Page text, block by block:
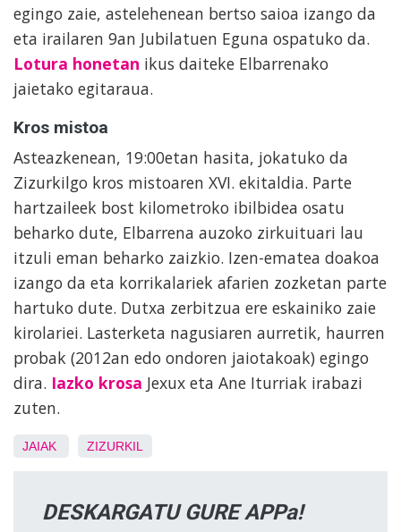
egingo zaie, astelehenean bertso saioa izango da
eta irailaren 9an Jubilatuen Eguna ospatuko da.
Lotura honetan ikus daiteke Elbarrenako
jaietako egitaraua.
Kros mistoa
Asteazkenean, 19:00etan hasita, jokatuko da
Zizurkilgo kros mistoaren XVI. ekitaldia. Parte
hartzaileek bost kilometroko ibilbidea osatu
beharko dute, Elbarrena auzoko zirkuituari lau
itzuli eman beharko zaizkio. Izen-ematea doakoa
izango da eta korrikalariek afarien zozketan parte
hartuko dute. Dutxa zerbitzua ere eskainiko zaie
kirolariei. Lasterketa nagusiaren aurretik, haurren
probak (2012an edo ondoren jaiotakoak) egingo
dira. Iazko krosa Jexux eta Ane Iturriak irabazi
zuten.
JAIAK ZIZURKIL
DESKARGATU GURE APPa!